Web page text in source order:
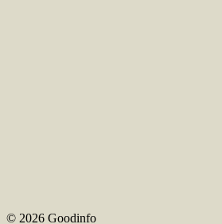
© 2026 Goodinfo